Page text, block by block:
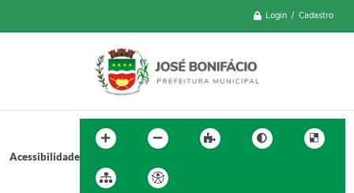
Login / Cadastro
Acessibilidade